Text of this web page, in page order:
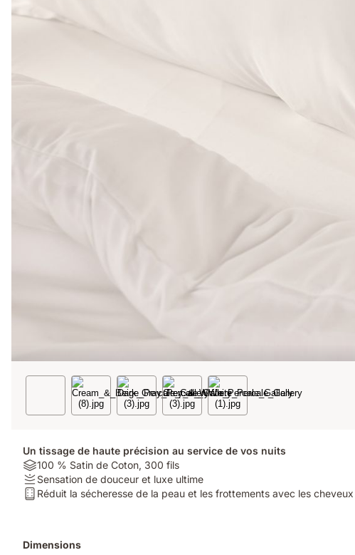
Un tissage de haute précision au service de vos nuits
Material:
100
%
300
100 % Satin de Coton, 300 fils
Firmness:
Sensation
luxe
Sensation de douceur et luxe ultime
Type
la
Réduit la sécheresse de la peau et les frottements avec les cheveux
Produits
Dimensions